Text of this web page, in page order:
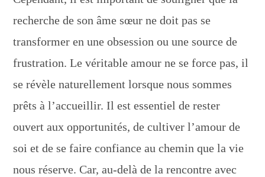
recherche de son âme sœur ne doit pas se
transformer en une obsession ou une source de
frustration. Le véritable amour ne se force pas, il
se révèle naturellement lorsque nous sommes
prêts à l’accueillir. Il est essentiel de rester
ouvert aux opportunités, de cultiver l’amour de
soi et de se faire confiance au chemin que la vie
nous réserve. Car, au-delà de la rencontre avec